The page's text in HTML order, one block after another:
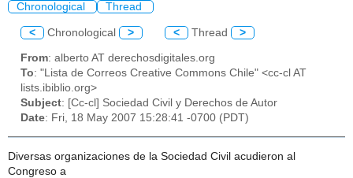
Chronological Thread
< Chronological > < Thread >
From: alberto AT derechosdigitales.org
To: "Lista de Correos Creative Commons Chile" <cc-cl AT
lists.ibiblio.org>
Subject: [Cc-cl] Sociedad Civil y Derechos de Autor
Date: Fri, 18 May 2007 15:28:41 -0700 (PDT)
Diversas organizaciones de la Sociedad Civil acudieron al
Congreso a